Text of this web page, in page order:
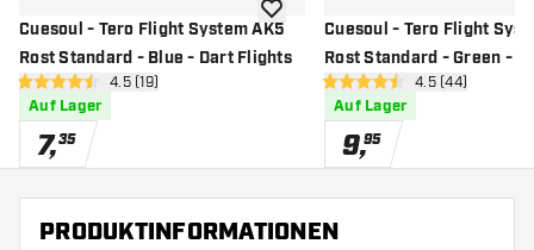
Cuesoul - Tero Flight System AK5
Rost Standard - Blue - Dart Flights
Bewertungsbereich öffnen
4.5 Bewertungssterne
4.5 (19)
Auf Lager
7,35
Zur Wunschliste hinzufügen
Cuesoul - Tero Flight
Rost Standard - Green -
4.5 Bewertungssterne
4.5 (44)
Auf Lager
9,95
PRODUKTINFORMATIONEN